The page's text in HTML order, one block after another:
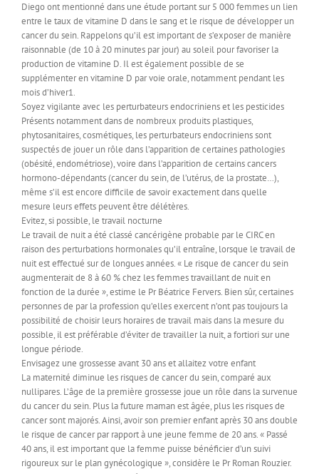
Diego ont mentionné dans une étude portant sur 5 000 femmes un lien
entre le taux de vitamine D dans le sang et le risque de développer un
cancer du sein. Rappelons qu’il est important de s’exposer de manière
raisonnable (de 10 à 20 minutes par jour) au soleil pour favoriser la
production de vitamine D. Il est également possible de se
supplémenter en vitamine D par voie orale, notamment pendant les
mois d’hiver1.
Soyez vigilante avec les perturbateurs endocriniens et les pesticides
Présents notamment dans de nombreux produits plastiques,
phytosanitaires, cosmétiques, les perturbateurs endocriniens sont
suspectés de jouer un rôle dans l’apparition de certaines pathologies
(obésité, endométriose), voire dans l’apparition de certains cancers
hormono-dépendants (cancer du sein, de l’utérus, de la prostate…),
même s’il est encore difficile de savoir exactement dans quelle
mesure leurs effets peuvent être délétères.
Evitez, si possible, le travail nocturne
Le travail de nuit a été classé cancérigène probable par le CIRC en
raison des perturbations hormonales qu’il entraîne, lorsque le travail de
nuit est effectué sur de longues années. « Le risque de cancer du sein
augmenterait de 8 à 60 % chez les femmes travaillant de nuit en
fonction de la durée », estime le Pr Béatrice Fervers. Bien sûr, certaines
personnes de par la profession qu’elles exercent n’ont pas toujours la
possibilité de choisir leurs horaires de travail mais dans la mesure du
possible, il est préférable d’éviter de travailler la nuit, a fortiori sur une
longue période.
Envisagez une grossesse avant 30 ans et allaitez votre enfant
La maternité diminue les risques de cancer du sein, comparé aux
nullipares. L’âge de la première grossesse joue un rôle dans la survenue
du cancer du sein. Plus la future maman est âgée, plus les risques de
cancer sont majorés. Ainsi, avoir son premier enfant après 30 ans double
le risque de cancer par rapport à une jeune femme de 20 ans. « Passé
40 ans, il est important que la femme puisse bénéficier d’un suivi
rigoureux sur le plan gynécologique », considère le Pr Roman Rouzier.